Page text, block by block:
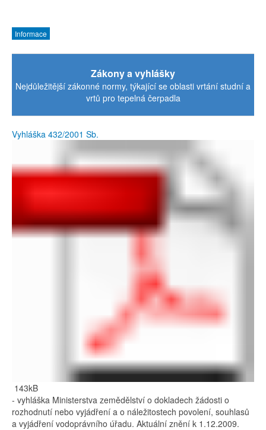
Informace
Zákony a vyhlášky
Nejdůležitější zákonné normy, týkající se oblasti vrtání studní a
vrtů pro tepelná čerpadla
Vyhláška 432/2001 Sb.
143kB
- vyhláška Ministerstva zemědělství o dokladech žádosti o
rozhodnutí nebo vyjádření a o náležitostech povolení, souhlasů
a vyjádření vodoprávního úřadu. Aktuální znění k 1.12.2009.